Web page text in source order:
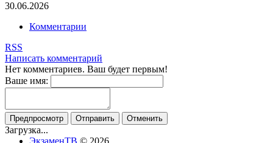
30.06.2026
Комментарии
RSS
Написать комментарий
Нет комментариев. Ваш будет первым!
Ваше имя:
Загрузка...